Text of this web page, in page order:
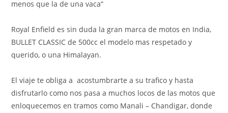
menos que la de una vaca“
Royal Enfield es sin duda la gran marca de motos en India,
BULLET CLASSIC de 500cc el modelo mas respetado y
querido, o una Himalayan.
El viaje te obliga a acostumbrarte a su trafico y hasta
disfrutarlo como nos pasa a muchos locos de las motos que
enloquecemos en tramos como Manali – Chandigar, donde